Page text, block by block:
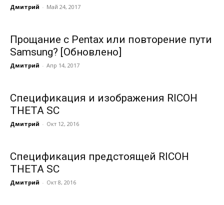
Дмитрий - Май 24, 2017
Прощание с Pentax или повторение пути
Samsung? [Обновлено]
Дмитрий - Апр 14, 2017
Спецификация и изображения RICOH
THETA SC
Дмитрий - Окт 12, 2016
Спецификация предстоящей RICOH
THETA SC
Дмитрий - Окт 8, 2016